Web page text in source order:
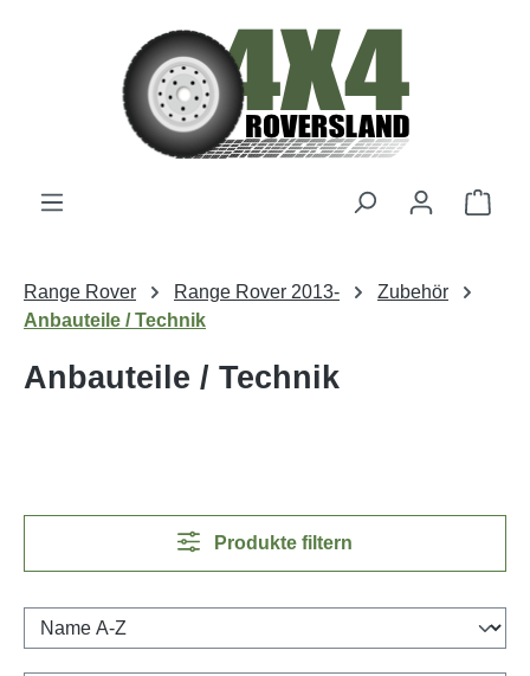
Zum Hauptinhalt springen
Range Rover Range Rover 2013-
Zubehör
Anbauteile / Technik
Anbauteile / Technik
Produkte filtern